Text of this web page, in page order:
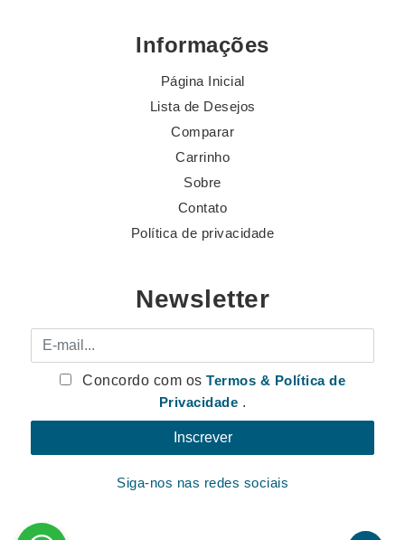
Informações
Página Inicial
Lista de Desejos
Comparar
Carrinho
Sobre
Contato
Política de privacidade
Newsletter
E-mail
Concordo com osTermos & Política de
Privacidade .
Siga-nos nas redes sociais